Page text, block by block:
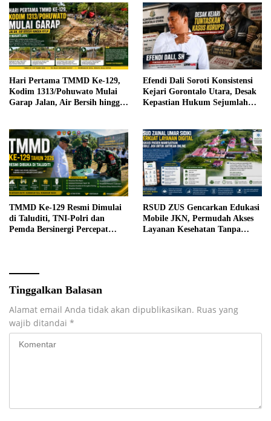
Hari Pertama TMMD Ke-129,
Kodim 1313/Pohuwato Mulai
Garap Jalan, Air Bersih hingga
Efendi Dali Soroti Konsistensi
Kejari Gorontalo Utara, Desak
Kepastian Hukum Sejumlah
TMMD Ke-129 Resmi Dimulai
di Taluditi, TNI-Polri dan
Pemda Bersinergi Percepat
RSUD ZUS Gencarkan Edukasi
Mobile JKN, Permudah Akses
Layanan Kesehatan Tanpa
Tinggalkan Balasan
Alamat email Anda tidak akan dipublikasikan. Ruas yang
wajib ditandai *